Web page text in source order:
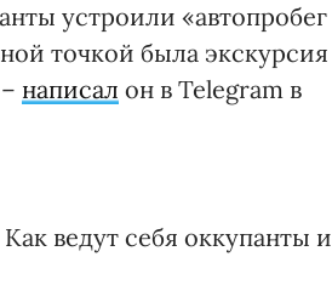
устроили «автопробег
точкой была экскурсия
написал он в Telegram в
ведут себя оккупанты и